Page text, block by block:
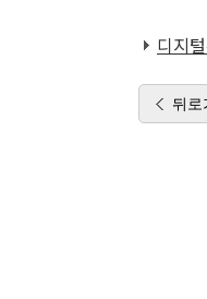
디지
뒤로